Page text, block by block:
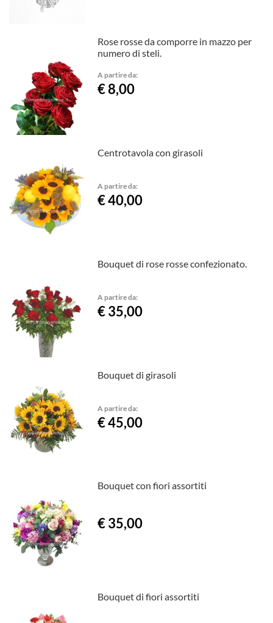
Rose rosse da comporre in mazzo per
numero di steli.
A partire da:
€ 8,00
Centrotavola con girasoli
A partire da:
€ 40,00
Bouquet di rose rosse confezionato.
A partire da:
€ 35,00
Bouquet di girasoli
A partire da:
€ 45,00
Bouquet con fiori assortiti
€ 35,00
Bouquet di fiori assortiti